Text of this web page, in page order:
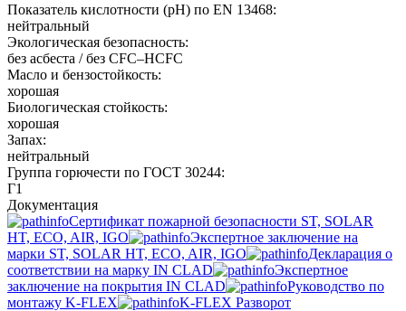
Показатель кислотности (pH) по EN 13468:
нейтральный
Экологическая безопасность:
без асбеста / без CFC–HCFC
Масло и бензостойкость:
хорошая
Биологическая стойкость:
хорошая
Запах:
нейтральный
Группа горючести по ГОСТ 30244:
Г1
Документация
Сертификат пожарной безопасности ST, SOLAR
HT, ECO, AIR, IGO
Экспертное заключение на
марки ST, SOLAR HT, ECO, AIR, IGO
Декларация о
соответствии на марку IN CLAD
Экспертное
заключение на покрытия IN CLAD
Руководство по
монтажу K-FLEX
K-FLEX Разворот